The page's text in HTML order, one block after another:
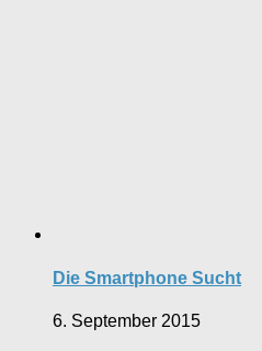
Die Smartphone Sucht
6. September 2015